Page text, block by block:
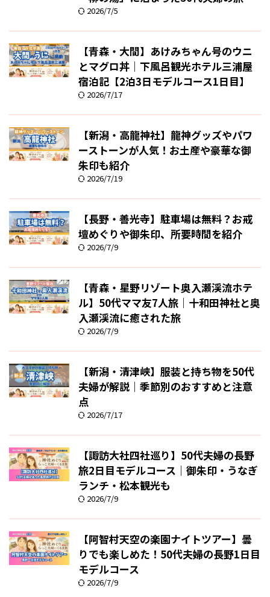
2026/7/5
【青森・大間】あけみちゃん号のウニ
とマグロ丼｜下風呂観光ホテル三浦屋
宿泊記【2泊3日モデルコース1日目】
2026/7/17
【新潟・高龍神社】龍神グッズやパワ
ーストーンが人気！お土産や豪華な御
朱印も紹介
2026/7/19
【長野・善光寺】駐車場は無料？お戒
壇めぐりや御朱印、所要時間を紹介
2026/7/9
【青森・星野リゾート奥入瀬渓流ホテ
ル】50代ママ友7人旅｜十和田神社と奥
入瀬渓流に癒された旅
2026/7/9
【新潟・清津峡】服装と持ち物を50代
夫婦が解説｜季節別のおすすめと注意
点
2026/7/17
【諏訪大社四社巡り】50代夫婦の長野
旅2日目モデルコース｜御朱印・うなぎ
ランチ・松本観光も
2026/7/9
【阿智村天空の楽園ナイトツアー】曇
りでも楽しめた！50代夫婦の長野1日目
モデルコース
2026/7/9